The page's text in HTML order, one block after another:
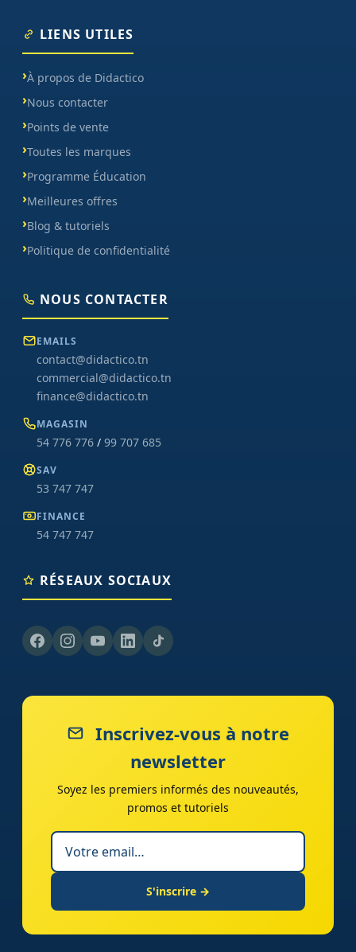
LIENS UTILES
À propos de Didactico
Nous contacter
Points de vente
Toutes les marques
Programme Éducation
Meilleures offres
Blog & tutoriels
Politique de confidentialité
NOUS CONTACTER
EMAILS
contact@didactico.tn
commercial@didactico.tn
finance@didactico.tn
MAGASIN
54 776 776 / 99 707 685
SAV
53 747 747
FINANCE
54 747 747
RÉSEAUX SOCIAUX
Inscrivez-vous à notre
newsletter
Soyez les premiers informés des nouveautés,
promos et tutoriels
S'inscrire →